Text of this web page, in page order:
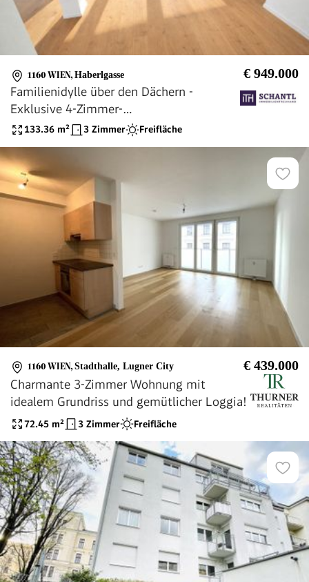
1160 WIEN, Haberlgasse € 949.000
Familienidylle über den Dächern -
Exklusive 4-Zimmer-
Dachgeschosswohnung mit zwei
Klimaanlage **Überzeugen Sie sich selbst
bei einer Besichitgung**
133.36 m² 3 Zimmer Freifläche
1160 WIEN, Stadthalle, Lugner City € 439.000
Charmante 3-Zimmer Wohnung mit
idealem Grundriss und gemütlicher Loggia!
72.45 m² 3 Zimmer Freifläche